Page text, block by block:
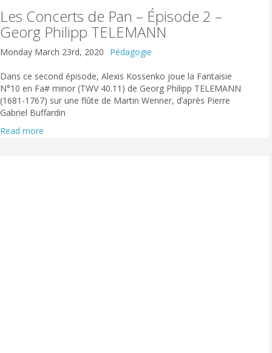
Les Concerts de Pan – Épisode 2 –
Georg Philipp TELEMANN
Monday March 23rd, 2020 Pédagogie
Dans ce second épisode, Alexis Kossenko joue la Fantaisie
N°10 en Fa# minor (TWV 40.11) de Georg Philipp TELEMANN
(1681-1767) sur une flûte de Martin Wenner, d’après Pierre
Gabriel Buffardin
Read more